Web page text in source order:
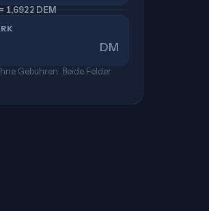
1,6922 DEM
DM
Gebühren. Beide Felder